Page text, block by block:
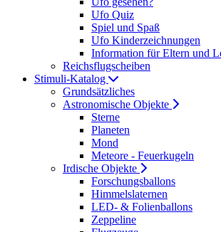
Ufo Quiz
Spiel und Spaß
Ufo Kinderzeichnungen
Information für Eltern und
Reichsflugscheiben
Stimuli-Katalog
Grundsätzliches
Astronomische Objekte
Sterne
Planeten
Mond
Meteore - Feuerkugeln
Irdische Objekte
Forschungsballons
Himmelslaternen
LED- & Folienballons
Zeppeline